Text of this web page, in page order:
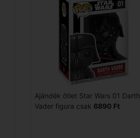
Ajándék ötlet Star Wars 01 Darth
Vader figura csak 6890 Ft